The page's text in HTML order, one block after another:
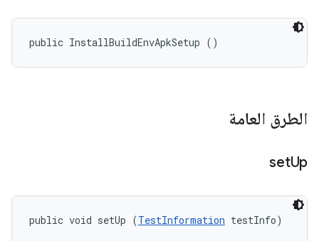
public InstallBuildEnvApkSetup ()
الطرق العامة
setUp
public void setUp (TestInformation testInfo)